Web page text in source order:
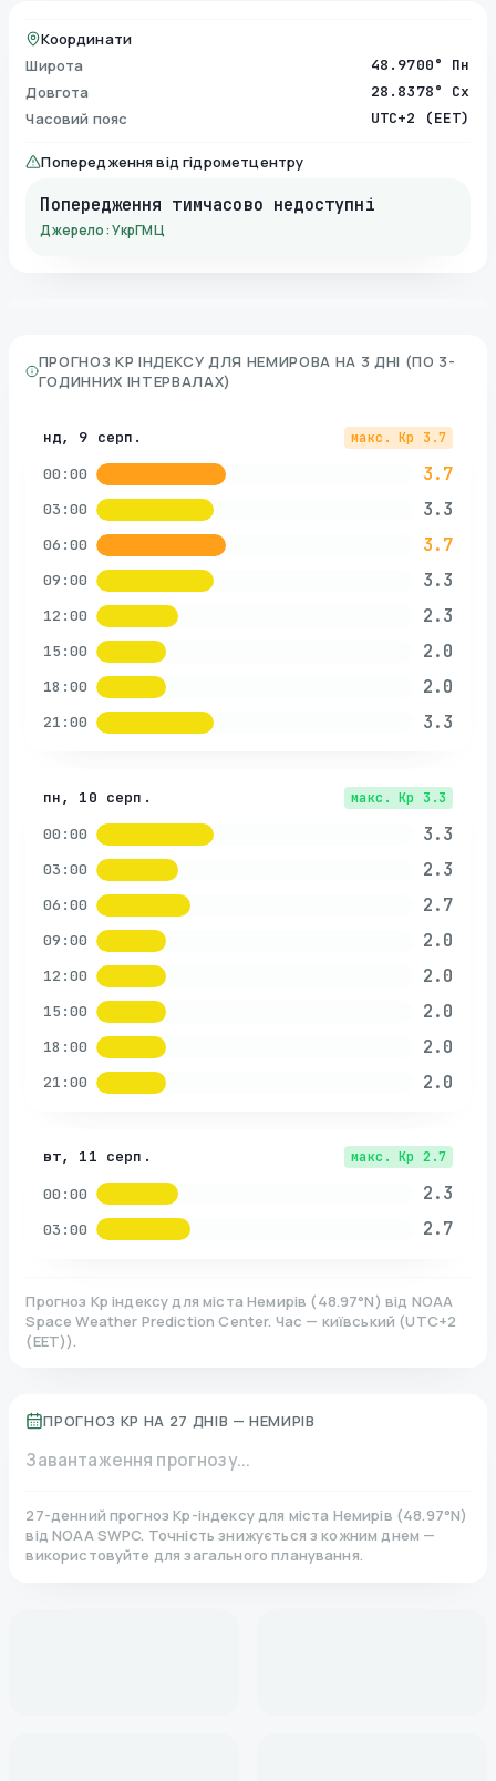
Координати
Широта
48.9700° Пн
Довгота 28.8378° Сх
Часовий пояс UTC+2 (EET)
Попередження від гідрометцентру
Попередження тимчасово недоступні
Джерело: УкрГМЦ
ПРОГНОЗ KP ІНДЕКСУ ДЛЯ НЕМИРОВА НА 3 ДНІ (ПО 3-
ГОДИННИХ ІНТЕРВАЛАХ)
нд, 9 серп. макс. Kp 3.7
00:00 3.7
03:00 3.3
06:00 3.7
09:00 3.3
12:00 2.3
15:00 2.0
18:00 2.0
21:00 3.3
пн, 10 серп. макс. Kp 3.3
00:00 3.3
03:00 2.3
06:00 2.7
09:00 2.0
12:00 2.0
15:00 2.0
18:00 2.0
21:00 2.0
вт, 11 серп. макс. Kp 2.7
00:00 2.3
03:00 2.7
Прогноз Kp індексу для міста Немирів (48.97°N) від NOAA
Space Weather Prediction Center. Час — київський (UTC+2
(EET)).
ПРОГНОЗ KP НА 27 ДНІВ — НЕМИРІВ
Завантаження прогнозу...
27-денний прогноз Kp-індексу для міста Немирів (48.97°N)
від NOAA SWPC. Точність знижується з кожним днем —
використовуйте для загального планування.